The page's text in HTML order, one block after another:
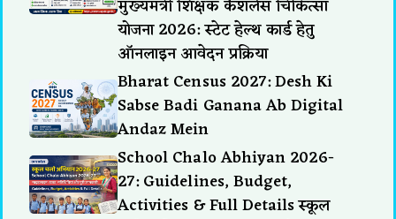
मुख्यमंत्री शिक्षक कैशलेस चिकित्सा
योजना 2026: स्टेट हेल्थ कार्ड हेतु
ऑनलाइन आवेदन प्रक्रिया
Bharat Census 2027: Desh Ki
Sabse Badi Ganana Ab Digital
Andaz Mein
School Chalo Abhiyan 2026-
27: Guidelines, Budget,
Activities & Full Details स्कूल